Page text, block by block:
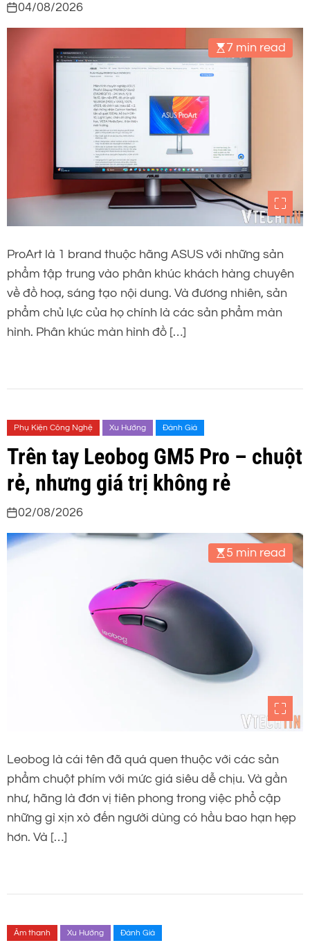
04/08/2026
7 min read
ProArt là 1 brand thuộc hãng ASUS với những sản
phẩm tập trung vào phân khúc khách hàng chuyên
về đồ hoạ, sáng tạo nội dung. Và đương nhiên, sản
phẩm chủ lực của họ chính là các sản phẩm màn
hình. Phân khúc màn hình đồ […]
Phụ Kiện Công Nghệ Xu Hướng Đánh Giá
Trên tay Leobog GM5 Pro – chuột
rẻ, nhưng giá trị không rẻ
02/08/2026
5 min read
Leobog là cái tên đã quá quen thuộc với các sản
phẩm chuột phím với mức giá siêu dễ chịu. Và gần
như, hãng là đơn vị tiên phong trong việc phổ cập
những gì xịn xò đến người dùng có hầu bao hạn hẹp
hơn. Và […]
Âm thanh Xu Hướng Đánh Giá